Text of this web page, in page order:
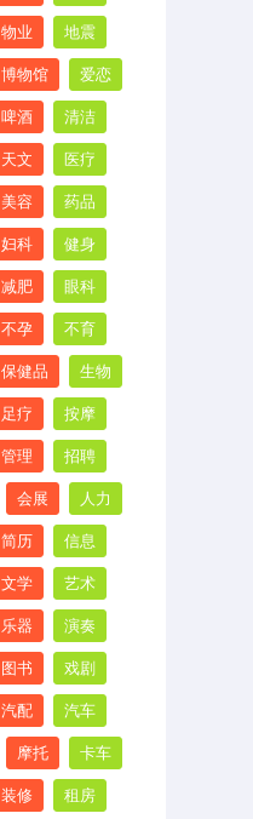
物业 地震
博物馆 爱恋
啤酒 清洁
天文 医疗
美容 药品
妇科 健身
减肥 眼科
不孕 不育
保健品 生物
足疗 按摩
管理 招聘
会展 人力
简历 信息
文学 艺术
乐器 演奏
图书 戏剧
汽配 汽车
摩托 卡车
装修 租房